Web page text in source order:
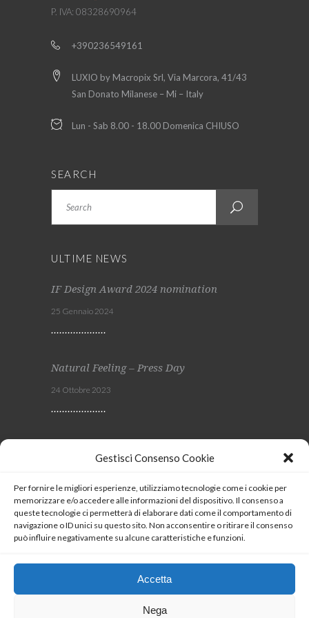
Gestisci Consenso Cookie
Per fornire le migliori esperienze, utilizziamo tecnologie come i cookie per
memorizzare e/o accedere alle informazioni del dispositivo. Il consenso a
queste tecnologie ci permetterà di elaborare dati come il comportamento di
navigazione o ID unici su questo sito. Non acconsentire o ritirare il consenso
può influire negativamente su alcune caratteristiche e funzioni.
Accetta
Nega
P. IVA: 08328690964
+390236549161
LUXIO by Macropix Srl, Via Marcora, 41/43
San Donato Milanese – Mi – Italy
Lun - Sab 8.00 - 18.00 Domenica CHIUSO
SEARCH
ULTIME NEWS
IF Design Award 2024 nomination
25 Gennaio 2024
Natural Feeling – Press Day
24 Ottobre 2023
SEGUICI
Coockie Policy